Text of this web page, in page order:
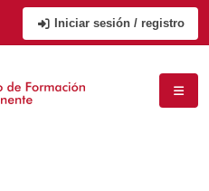
Iniciar sesión / registro